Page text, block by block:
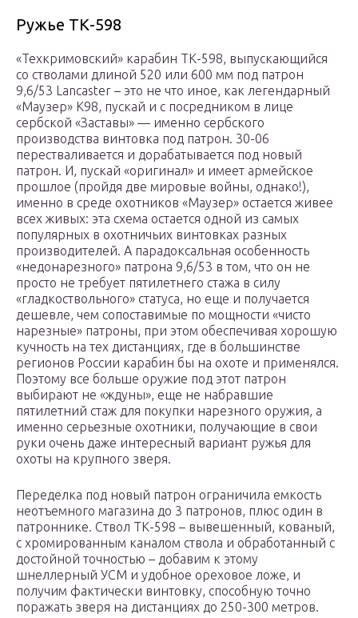
Ружье ТК-598
«Техкримовский» карабин ТК-598, выпускающийся
со стволами длиной 520 или 600 мм под патрон
9,6/53 Lancaster – это не что иное, как легендарный
«Маузер» K98, пускай и с посредником в лице
сербской «Заставы» — именно сербского
производства винтовка под патрон. 30-06
перестваливается и дорабатывается под новый
патрон. И, пускай «оригинал» и имеет армейское
прошлое (пройдя две мировые войны, однако!),
именно в среде охотников «Маузер» остается живее
всех живых: эта схема остается одной из самых
популярных в охотничьих винтовках разных
производителей. А парадоксальная особенность
«недонарезного» патрона 9,6/53 в том, что он не
просто не требует пятилетнего стажа в силу
«гладкоствольного» статуса, но еще и получается
дешевле, чем сопоставимые по мощности «чисто
нарезные» патроны, при этом обеспечивая хорошую
кучность на тех дистанциях, где в большинстве
регионов России карабин бы на охоте и применялся.
Поэтому все больше оружие под этот патрон
выбирают не «ждуны», еще не набравшие
пятилетний стаж для покупки нарезного оружия, а
именно серьезные охотники, получающие в свои
руки очень даже интересный вариант ружья для
охоты на крупного зверя.
Переделка под новый патрон ограничила емкость
неотъемного магазина до 3 патронов, плюс один в
патроннике. Ствол ТК-598 – вывешенный, кованый,
с хромированным каналом ствола и обработанный с
достойной точностью – добавим к этому
шнеллерный УСМ и удобное ореховое ложе, и
получим фактически винтовку, способную точно
поражать зверя на дистанциях до 250-300 метров.